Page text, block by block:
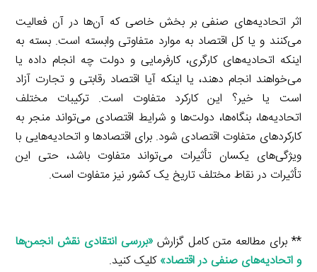
اثر اتحادیه‌های صنفی بر بخش خاصی که آن‌ها در آن فعالیت
می‌کنند و یا کل اقتصاد به موارد متفاوتی وابسته است. بسته به
اینکه اتحادیه‌های کارگری، کارفرمایی و دولت چه انجام داده یا
می‌خواهند انجام دهند، یا اینکه آیا اقتصاد رقابتی و تجارت آزاد
است یا خیر؟ این کارکرد متفاوت است. ترکیبات مختلف
اتحادیه‌ها، بنگاه‌ها، دولت‌ها و شرایط اقتصادی می‌تواند منجر به
کارکردهای متفاوت اقتصادی شود. برای اقتصادها و اتحادیه‌هایی با
ویژگی‌های یکسان تأثیرات می‌تواند متفاوت باشد، حتی این
تأثیرات در نقاط مختلف تاریخ یک کشور نیز متفاوت است.
** برای مطالعه متن کامل گزارش «بررسی انتقادی نقش انجمن‌ها
و اتحادیه‌های صنفی در اقتصاد»کلیک کنید.